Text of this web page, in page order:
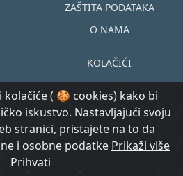
( 🍪 cookies) kako bi
iskustvo. Nastavljajući svoju
stranici, pristajete na to da
i osobne podatke Prikaži više
Prihvati
ZAŠTITA PODATAKA
O NAMA
KOLAČIĆI
EN HR
Created by
Code
Prijavi se